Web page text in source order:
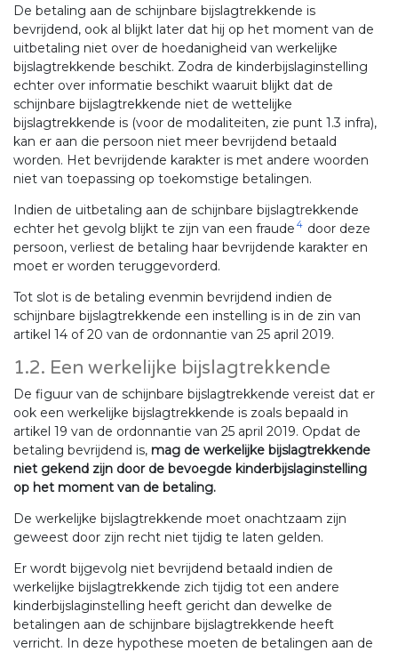
De betaling aan de schijnbare bijslagtrekkende is
bevrijdend, ook al blijkt later dat hij op het moment van de
uitbetaling niet over de hoedanigheid van werkelijke
bijslagtrekkende beschikt. Zodra de kinderbijslaginstelling
echter over informatie beschikt waaruit blijkt dat de
schijnbare bijslagtrekkende niet de wettelijke
bijslagtrekkende is (voor de modaliteiten, zie punt 1.3 infra),
kan er aan die persoon niet meer bevrijdend betaald
worden. Het bevrijdende karakter is met andere woorden
niet van toepassing op toekomstige betalingen.
Indien de uitbetaling aan de schijnbare bijslagtrekkende
echter het gevolg blijkt te zijn van een fraude 4 door deze
persoon, verliest de betaling haar bevrijdende karakter en
moet er worden teruggevorderd.
Tot slot is de betaling evenmin bevrijdend indien de
schijnbare bijslagtrekkende een instelling is in de zin van
artikel 14 of 20 van de ordonnantie van 25 april 2019.
1.2. Een werkelijke bijslagtrekkende
De figuur van de schijnbare bijslagtrekkende vereist dat er
ook een werkelijke bijslagtrekkende is zoals bepaald in
artikel 19 van de ordonnantie van 25 april 2019. Opdat de
betaling bevrijdend is, mag de werkelijke bijslagtrekkende
niet gekend zijn door de bevoegde kinderbijslaginstelling
op het moment van de betaling.
De werkelijke bijslagtrekkende moet onachtzaam zijn
geweest door zijn recht niet tijdig te laten gelden.
Er wordt bijgevolg niet bevrijdend betaald indien de
werkelijke bijslagtrekkende zich tijdig tot een andere
kinderbijslaginstelling heeft gericht dan dewelke de
betalingen aan de schijnbare bijslagtrekkende heeft
verricht. In deze hypothese moeten de betalingen aan de